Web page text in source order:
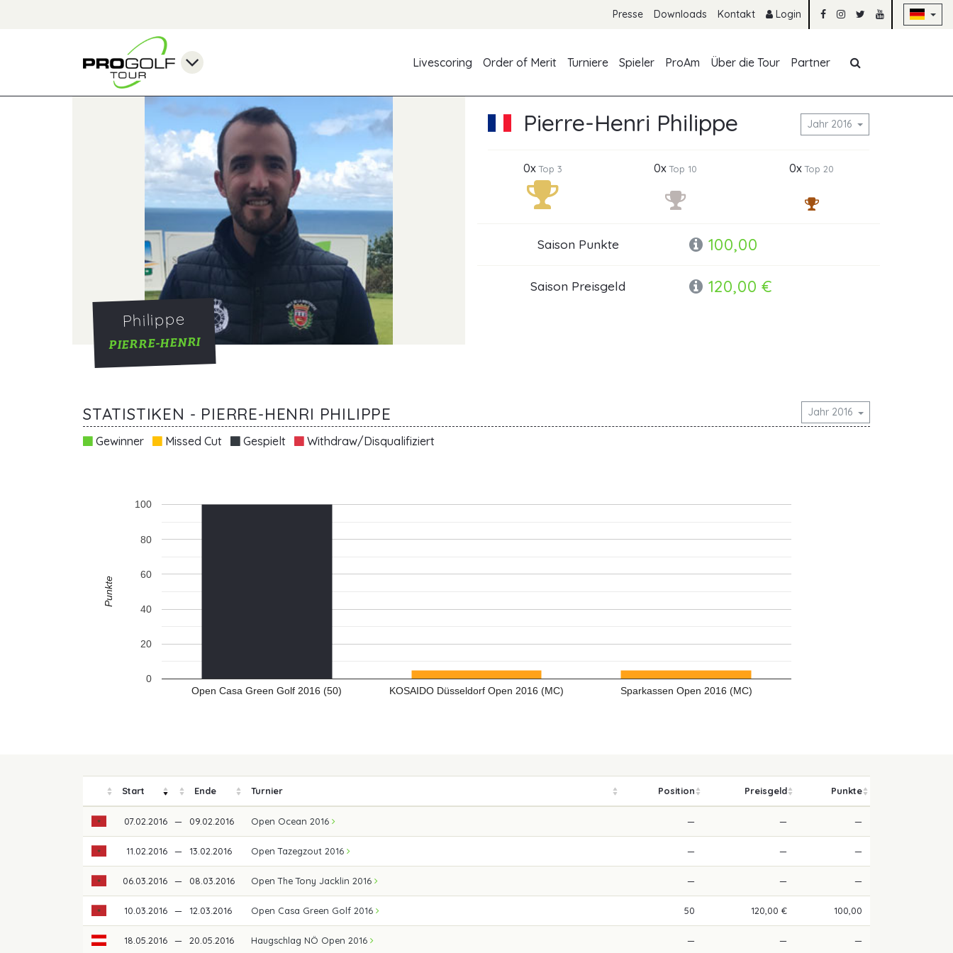
Presse Downloads Kontakt Login
Livescoring
Order of Merit Turniere Spieler ProAm Über die Tour Partner
Philippe
PIERRE-HENRI
Pierre-Henri Philippe Jahr 2016
0xTop 3 0xTop 10 0xTop 20
Saison Punkte 100,00
Saison Preisgeld 120,00 €
STATISTIKEN - PIERRE-HENRI PHILIPPE Jahr 2016
Gewinner Missed Cut Gespielt Withdraw/Disqualifiziert
Open Casa Green Golf 2016 (50) KOSAIDO Düsseldorf Open 2016 (MC) Sparkassen Open 2016 (MC)
0
20
40
60
80
100
Punkte
Start Ende Turnier Position Preisgeld Punkte
07.02.2016 — 09.02.2016 Open Ocean 2016 — — —
11.02.2016 — 13.02.2016 Open Tazegzout 2016 — — —
06.03.2016 — 08.03.2016 Open The Tony Jacklin 2016 — — —
10.03.2016 — 12.03.2016 Open Casa Green Golf 2016 50 120,00 € 100,00
18.05.2016 — 20.05.2016 Haugschlag NÖ Open 2016 — — —